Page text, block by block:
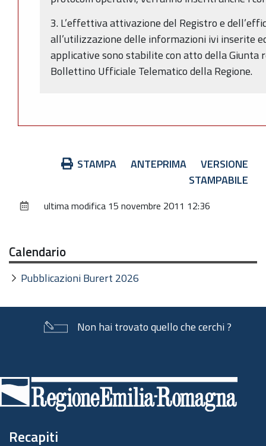
3. L’effettiva attivazione del Registro e
all’utilizzazione delle informazioni ivi inserite
applicative sono stabilite con atto della Giunta
Bollettino Ufficiale Telematico della Regione.
STAMPA ANTEPRIMA
VERSIONE
STAMPABILE
ultima modifica 15 novembre 2011 12:36
Calendario
Pubblicazioni Burert 2026
Non hai trovato quello che cerchi ?
di
pagina
Recapiti